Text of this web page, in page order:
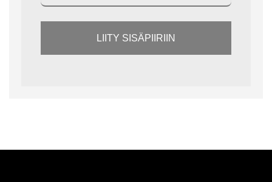
LIITY SISÄPIIRIIN